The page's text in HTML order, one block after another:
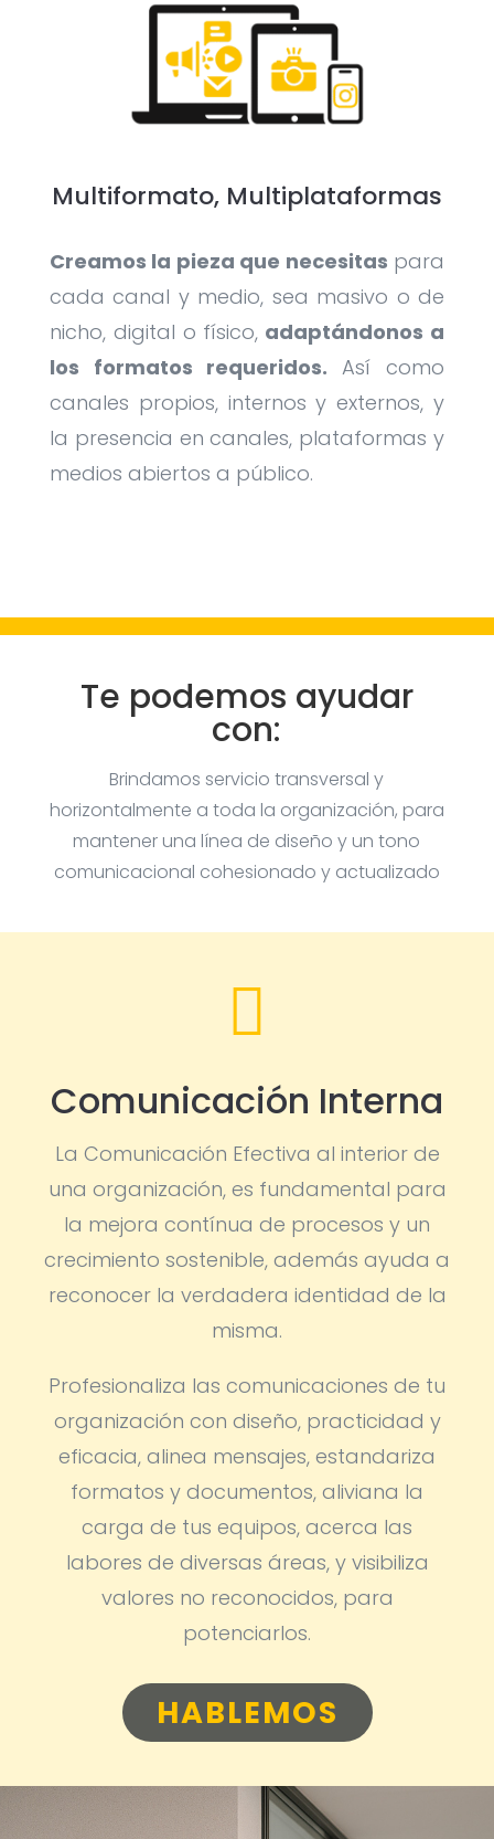
Multiformato, Multiplataformas
Creamos la pieza que necesitas para
cada canal y medio, sea masivo o de
nicho, digital o físico, adaptándonos a
los formatos requeridos.Así como
canales propios, internos y externos, y
la presencia en canales, plataformas y
medios abiertos a público.
Te podemos ayudar
con:
Brindamos servicio transversal y
horizontalmente a toda la organización, para
mantener una línea de diseño y un tono
comunicacional cohesionado y actualizado

Comunicación Interna
La Comunicación Efectiva al interior de
una organización, es fundamental para
la mejora contínua de procesos y un
crecimiento sostenible, además ayuda a
reconocer la verdadera identidad de la
misma.
Profesionaliza las comunicaciones de tu
organización con diseño, practicidad y
eficacia, alinea mensajes, estandariza
formatos y documentos, aliviana la
carga de tus equipos, acerca las
labores de diversas áreas, y visibiliza
valores no reconocidos, para
potenciarlos.
HABLEMOS